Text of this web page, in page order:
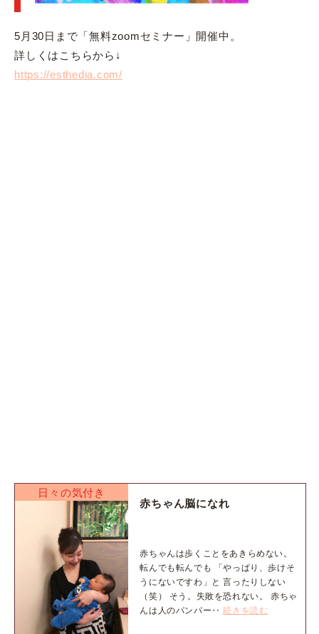
5月30日まで「無料zoomセミナー」開催中。
詳しくはこちらから↓
https://esthedia.com/
日々の気付き
赤ちゃん脳になれ
赤ちゃんは歩くことをあきらめない。
転んでも転んでも 「やっぱり、歩けそ
うにないですわ」と 言ったりしない
（笑） そう。失敗を恐れない。 赤ちゃ
んは人のパンパー‥続きを読む